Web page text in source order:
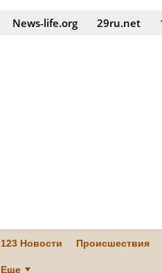
News‑life.org 29ru.net
123 Новости Происшествия
Еще